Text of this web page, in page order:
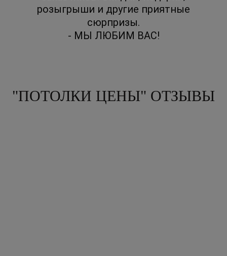
розыгрыши и другие приятные
сюрпризы.
- МЫ ЛЮБИМ ВАС!
"ПОТОЛКИ ЦЕНЫ" ОТЗЫВЫ